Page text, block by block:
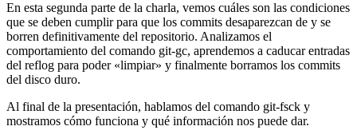
En esta segunda parte de la charla, vemos cuáles son las condiciones
que se deben cumplir para que los commits desaparezcan de y se
borren definitivamente del repositorio. Analizamos el
comportamiento del comando git-gc, aprendemos a caducar entradas
del reflog para poder «limpiar» y finalmente borramos los commits
del disco duro.
Al final de la presentación, hablamos del comando git-fsck y
mostramos cómo funciona y qué información nos puede dar.